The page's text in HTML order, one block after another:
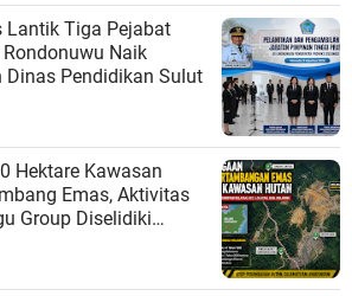
Lantik Tiga Pejabat
Rondonuwu Naik
Pendidikan Sulut
Hektare Kawasan
Emas, Aktivitas
Group Diselidiki